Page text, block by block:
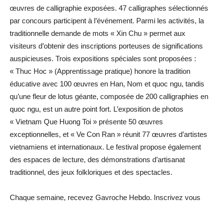
œuvres de calligraphie exposées. 47 calligraphes sélectionnés
par concours participent à l’événement. Parmi les activités, la
traditionnelle demande de mots « Xin Chu » permet aux
visiteurs d’obtenir des inscriptions porteuses de significations
auspicieuses. Trois expositions spéciales sont proposées :
« Thuc Hoc » (Apprentissage pratique) honore la tradition
éducative avec 100 œuvres en Han, Nom et quoc ngu, tandis
qu’une fleur de lotus géante, composée de 200 calligraphies en
quoc ngu, est un autre point fort. L’exposition de photos
« Vietnam Que Huong Toi » présente 50 œuvres
exceptionnelles, et « Ve Con Ran » réunit 77 œuvres d’artistes
vietnamiens et internationaux. Le festival propose également
des espaces de lecture, des démonstrations d’artisanat
traditionnel, des jeux folkloriques et des spectacles.
Chaque semaine, recevez Gavroche Hebdo. Inscrivez vous